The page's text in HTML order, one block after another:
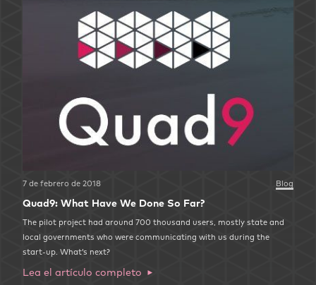
7 de febrero de 2018 Blog
Quad9: What Have We Done So Far?
The pilot project had around 700 thousand users, mostly state and
local governments who were communicating with us during the
start-up. What’s next?
Lea el artículo completo